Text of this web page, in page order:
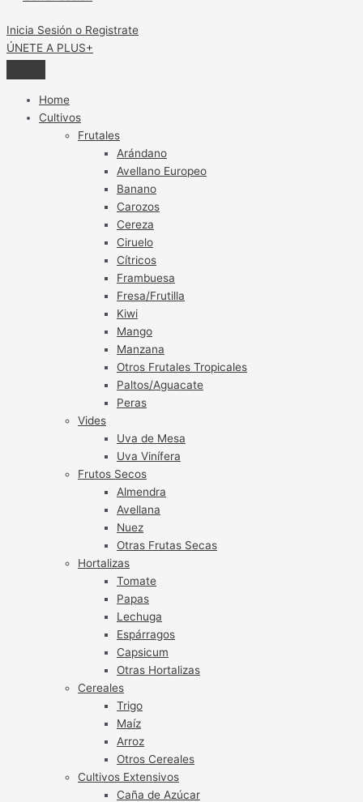
Inicia Sesión o Registrate
ÚNETE A PLUS+
Home
Cultivos
Frutales
Arándano
Avellano Europeo
Banano
Carozos
Cereza
Ciruelo
Cítricos
Frambuesa
Fresa/Frutilla
Kiwi
Mango
Manzana
Otros Frutales Tropicales
Paltos/Aguacate
Peras
Vides
Uva de Mesa
Uva Vinífera
Frutos Secos
Almendra
Avellana
Nuez
Otras Frutas Secas
Hortalizas
Tomate
Papas
Lechuga
Espárragos
Capsicum
Otras Hortalizas
Cereales
Trigo
Maíz
Arroz
Otros Cereales
Cultivos Extensivos
Caña de Azúcar